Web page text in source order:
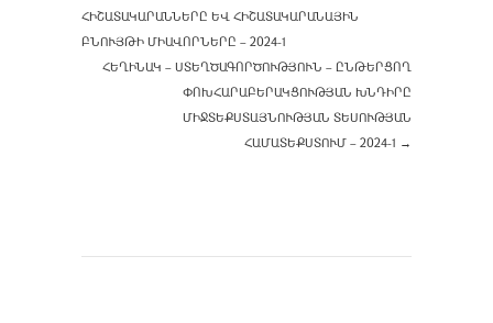
ՀԻՇԱՏԱԿԱՐԱՆՆԵՐԸ ԵՎ ՀԻՇԱՏԱԿԱՐԱՆԱՅԻՆ
ԲՆՈՒՅԹԻ ՄԻԱՎՈՐՆԵՐԸ – 2024-1
ՀԵՂԻՆԱԿ – ՍՏԵՂԾԱԳՈՐԾՈՒԹՅՈՒՆ – ԸՆԹԵՐՑՈՂ
ՓՈԽՀԱՐԱԲԵՐԱԿՑՈՒԹՅԱՆ ԽՆԴԻՐԸ
ՄԻՋՏԵՔՍՏԱՅՆՈՒԹՅԱՆ ՏԵՍՈՒԹՅԱՆ
ՀԱՄԱՏԵՔՍՏՈՒՄ – 2024-1 →